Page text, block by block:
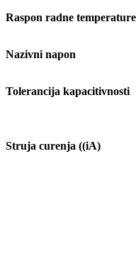
Raspon radne temperature
Nazivni napon
Tolerancija kapacitivnosti
Struja curenja ((iA)